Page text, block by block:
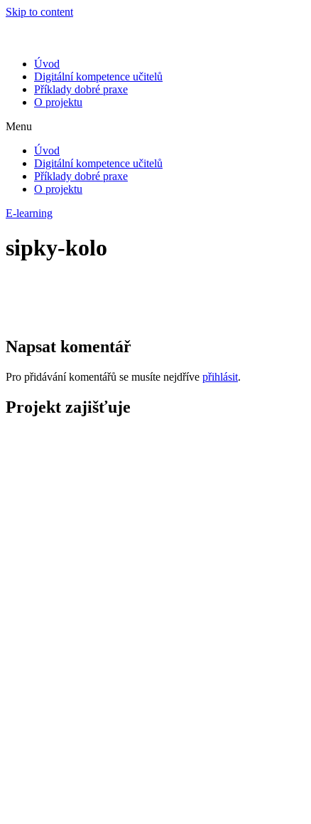
Skip to content
Úvod
Digitální kompetence učitelů
Příklady dobré praxe
O projektu
Menu
Úvod
Digitální kompetence učitelů
Příklady dobré praxe
O projektu
E-learning
sipky-kolo
Napsat komentář
Pro přidávání komentářů se musíte nejdříve přihlásit.
Projekt zajišťuje